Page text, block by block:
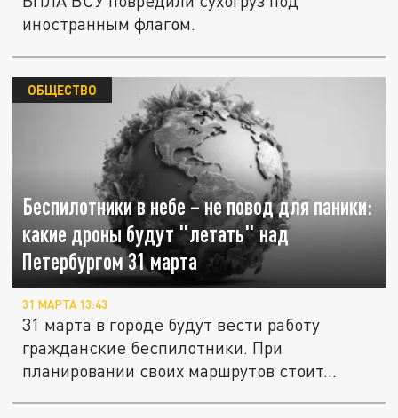
иностранным флагом.
Беспилотники в небе – не повод для паники:
какие дроны будут "летать" над
Петербургом 31 марта
ОБЩЕСТВО
31 МАРТА 13:43
31 марта в городе будут вести работу
гражданские беспилотники. При
планировании своих маршрутов стоит...